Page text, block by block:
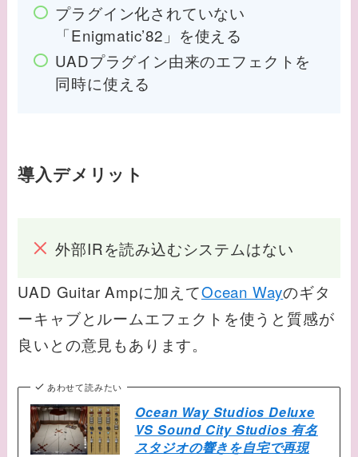
プラグイン化されていない
「Enigmatic’82」を使える
UADプラグイン由来のエフェクトを
同時に使える
導入デメリット
外部IRを読み込むシステムはない
UAD Guitar Ampに加えてOcean Wayのギタ
ーキャブとルームエフェクトを使うと質感が
良いとの意見もあります。
あわせて読みたい
Ocean Way Studios Deluxe
VS Sound City Studios 有名
スタジオの響きを自宅で再現